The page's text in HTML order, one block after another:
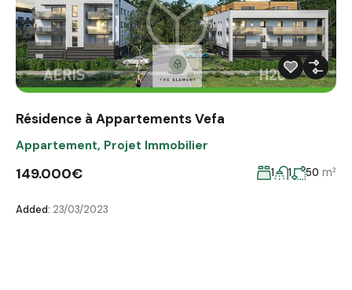
Résidence à Appartements Vefa
Appartement, Projet Immobilier
149.000€ 1 1 50 m²
Added: 23/03/2023